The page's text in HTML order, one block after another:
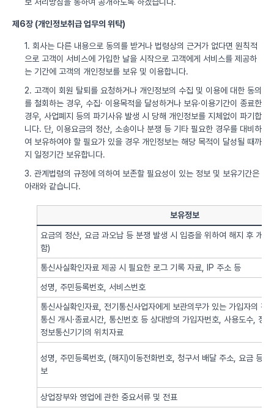
제6장 (개인정보취급 업무의 위탁)
1. 회사는 다른 내용으로 동의를 받거나 법령상의 근거가 없다면 원칙적
으로 고객이 서비스에 가입한 날을 시작으로 고객에게 서비스를 제공하
는 기간에 고객의 개인정보를 보유 및 이용합니다.
2. 고객이 회원 탈퇴를 요청하거나 개인정보의 수집 및 이용에 대한 동의
를 철회하는 경우, 수집· 이용목적을 달성하거나 보유·이용기간이 종료한
경우, 사업폐지 등의 파기사유 발생 시 당해 개인정보를 지체없이 파기합
니다. 단, 이용요금의 정산, 소송이나 분쟁 등 기타 필요한 경우를 대비하
여 보유하여야 할 필요가 있을 경우 개인정보는 해당 목적이 달성될 때까
지 일정기간 보유합니다.
3. 관계법령의 규정에 의하여 보존할 필요성이 있는 정보 및 보유기간은
아래와 같습니다.
보유정보
요금의 정산, 요금 과오납 등 분쟁 발생 시 입증을 위하여 해지 후 개인
함)
통신사실확인자료 제공 시 필요한 로그 기록 자료, IP 주소 등
성명, 주민등록번호, 서비스번호
통신사실확인자료, 전기통신사업자에게 보관의무가 있는 가입자의 전
통신 개시·종료시간, 통신번호 등 상대방의 가입자번호, 사용도수, 정
정보통신기기의 위치자료
성명, 주민등록번호, (해지)이동전화번호, 청구서 배달 주소, 요금 등
보
상업장부와 영업에 관한 중요서류 및 전표